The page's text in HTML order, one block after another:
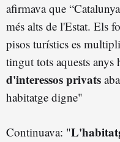
afirmava que
més alts de l'Estat. Els
pisos turístics es
tingut tots aquests anys
d'interessos privats
habitatge digne"
Continuava: "